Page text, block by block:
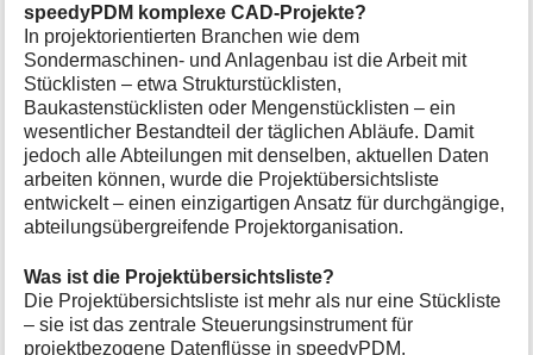
f
o
r
m
a
t
i
o
n
e
z
u
S
speedyPDM komplexe CAD-Projekte?
In projektorientierten Branchen wie dem
Sondermaschinen- und Anlagenbau ist die Arbeit mit
Stücklisten – etwa Strukturstücklisten,
Baukastenstücklisten oder Mengenstücklisten – ein
wesentlicher Bestandteil der täglichen Abläufe. Damit
jedoch alle Abteilungen mit denselben, aktuellen Daten
arbeiten können, wurde die Projektübersichtsliste
entwickelt – einen einzigartigen Ansatz für durchgängige,
abteilungsübergreifende Projektorganisation.
Was ist die Projektübersichtsliste?
Die Projektübersichtsliste ist mehr als nur eine Stückliste
– sie ist das zentrale Steuerungsinstrument für
projektbezogene Datenflüsse in speedyPDM.